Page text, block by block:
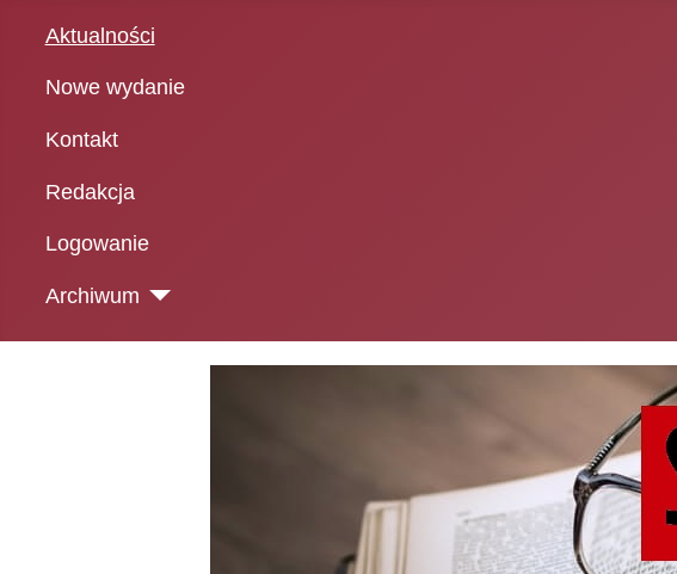
Aktualności
Nowe wydanie
Kontakt
Redakcja
Logowanie
Archiwum